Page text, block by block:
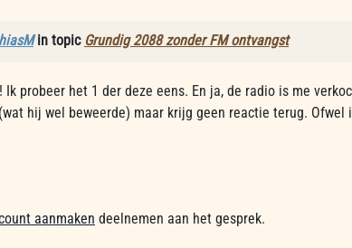
in topic Grundig 2088 zonder FM ontvangst
Ik probeer het 1 der deze eens. En ja, de radio is me
hij wel beweerde) maar krijg geen reactie terug.
aanmaken deelnemen aan het gesprek.